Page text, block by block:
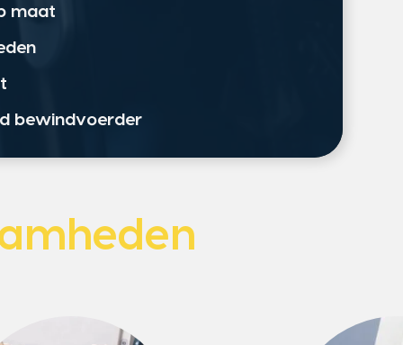
maat
bewindvoerder